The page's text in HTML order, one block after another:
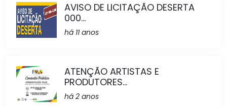
AVISO DE LICITAÇÃO DESERTA
000...
há 11 anos
ATENÇÃO ARTISTAS E
PRODUTORES...
há 2 anos